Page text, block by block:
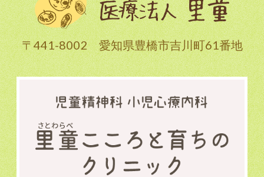
〒441-8002 愛知県豊橋市吉川町61番地